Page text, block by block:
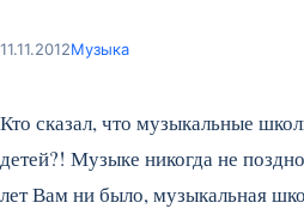
11.11.2012Музыка
Кто сказал, что музыкальные
детей?! Музыке никогда не
лет Вам ни было,музыкальная